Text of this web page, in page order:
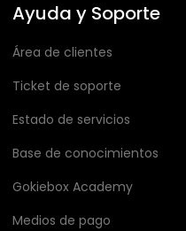
Ayuda y Soporte
Área de clientes
Ticket de soporte
Estado de servicios
Base de conocimientos
Gokiebox Academy
Medios de pago